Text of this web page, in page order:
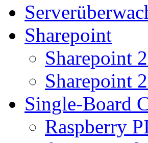
Sharepoint
Sharepoint
Sharepoint
Single-Board
Raspberry